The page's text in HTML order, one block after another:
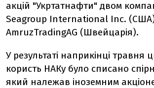
акцій "Укртатнафти" двом
Seagroup International Inc. (США)
AmruzTradingAG (Швейцарія).
У результаті наприкінці травня
користь НАКу було списано
який належав іноземним